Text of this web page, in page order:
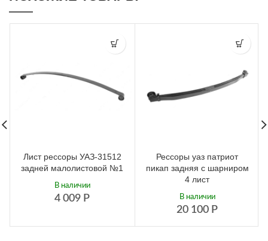
Лист рессоры УАЗ-31512
задней малолистовой №1
4 009 Р
В наличии
Рессоры уаз патриот
пикап задняя с шарниром
4 лист
20 100 Р
В наличии